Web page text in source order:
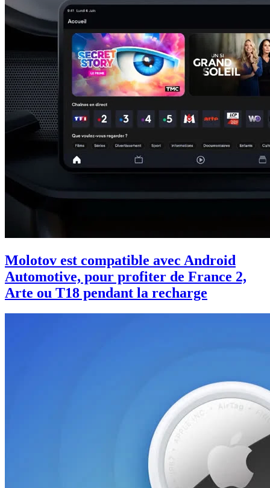
Molotov est compatible avec Android
Automotive, pour profiter de France 2,
Arte ou T18 pendant la recharge